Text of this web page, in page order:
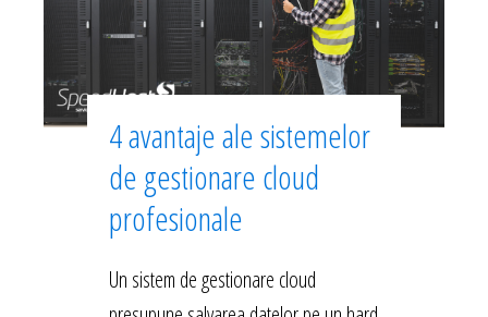
4 avantaje ale sistemelor
de gestionare cloud
profesionale
Un sistem de gestionare cloud